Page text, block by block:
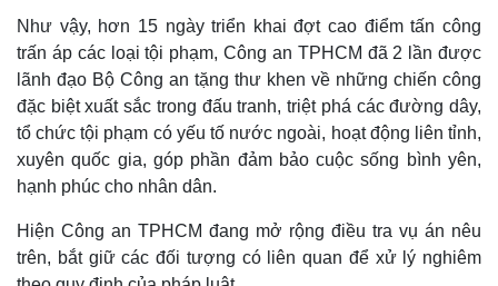
Kinh tế
Thị trường
Như vậy, hơn 15 ngày triển khai đợt cao điểm tấn công
trấn áp các loại tội phạm, Công an TPHCM đã 2 lần được
lãnh đạo Bộ Công an tặng thư khen về những chiến công
đặc biệt xuất sắc trong đấu tranh, triệt phá các đường dây,
tổ chức tội phạm có yếu tố nước ngoài, hoạt động liên tỉnh,
xuyên quốc gia, góp phần đảm bảo cuộc sống bình yên,
hạnh phúc cho nhân dân.
Hiện Công an TPHCM đang mở rộng điều tra vụ án nêu
trên, bắt giữ các đối tượng có liên quan để xử lý nghiêm